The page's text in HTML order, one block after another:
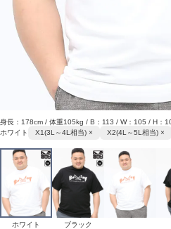
身長：178cm / 体重105kg / B：113 / W：105 / H
ホワイト
X1(3L～4L相当) × X2(4L～5L相当) ×
ホワイト ブラック